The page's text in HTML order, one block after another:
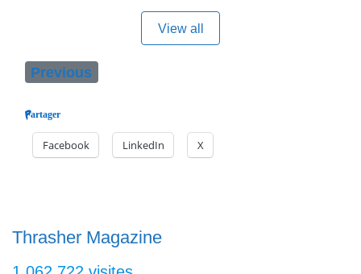
et des virages relevés. Une
plateforme centrale se trouve au
milieu et à l’extérieur les virages
plateformes. De quoi envoyer des
airs! Le pumptrack se trouve
View all
Previous
Partager
Facebook LinkedIn X
Thrasher Magazine